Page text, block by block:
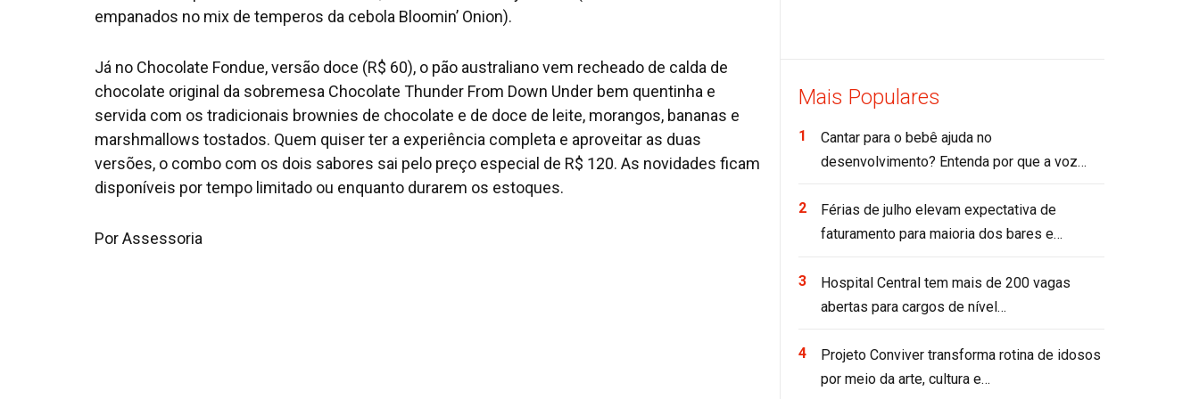
empanados no mix de temperos da cebola Bloomin’ Onion).
Já no Chocolate Fondue, versão doce (R$ 60), o pão australiano vem recheado de calda de
chocolate original da sobremesa Chocolate Thunder From Down Under bem quentinha e
servida com os tradicionais brownies de chocolate e de doce de leite, morangos, bananas e
marshmallows tostados. Quem quiser ter a experiência completa e aproveitar as duas
versões, o combo com os dois sabores sai pelo preço especial de R$ 120. As novidades ficam
disponíveis por tempo limitado ou enquanto durarem os estoques.
Por Assessoria
Mais Populares
Cantar para o bebê ajuda no
desenvolvimento? Entenda por que a voz…
Férias de julho elevam expectativa de
faturamento para maioria dos bares e…
Hospital Central tem mais de 200 vagas
abertas para cargos de nível…
Projeto Conviver transforma rotina de idosos
por meio da arte, cultura e…